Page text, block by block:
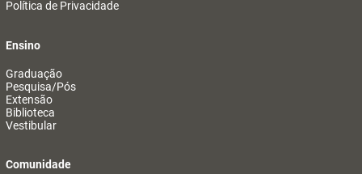
Política de Privacidade
Ensino
Graduação
Pesquisa/Pós
Extensão
Biblioteca
Vestibular
Comunidade